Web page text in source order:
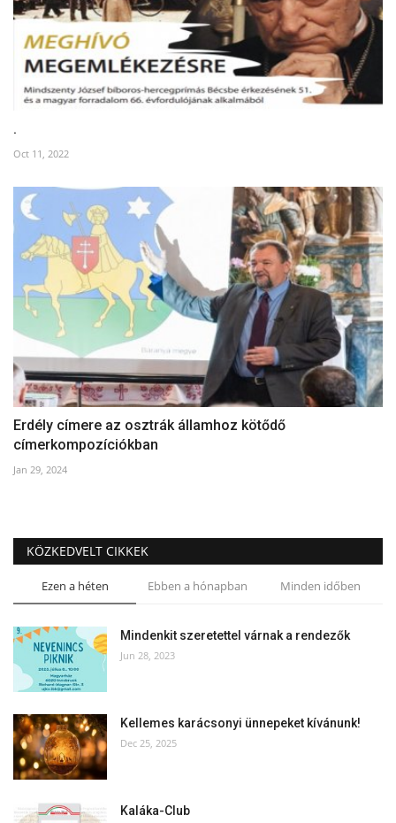
.
Oct 11, 2022
Erdély címere az osztrák államhoz kötődő
címerkompozíciókban
Jan 29, 2024
KÖZKEDVELT CIKKEK
Ezen a héten Ebben a hónapban Minden időben
Mindenkit szeretettel várnak a rendezők
Jun 28, 2023
Kellemes karácsonyi ünnepeket kívánunk!
Dec 25, 2025
Kaláka-Club